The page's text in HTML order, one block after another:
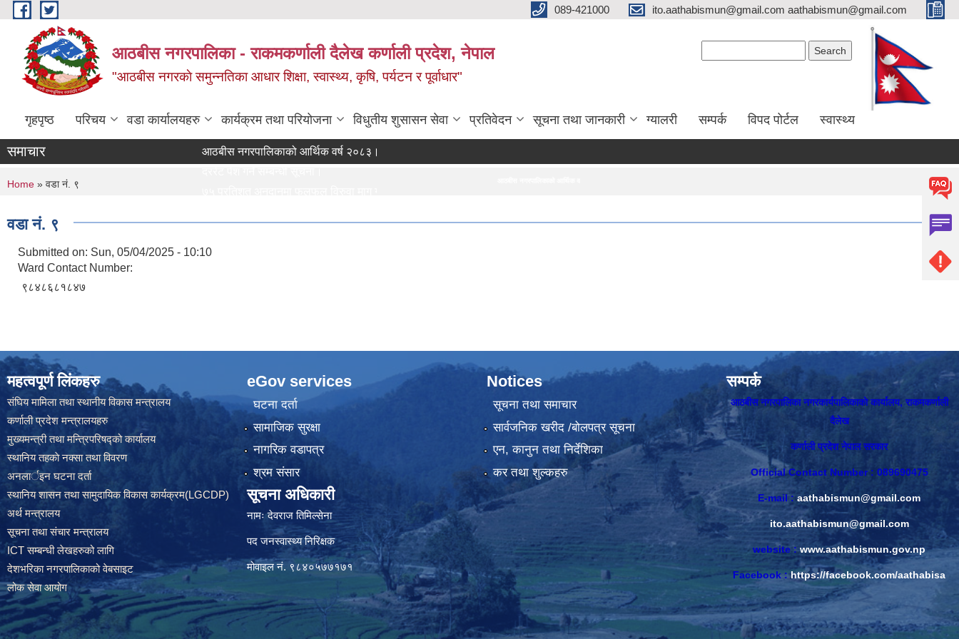
Skip to main content 089-421000 ito.aathabismun@gmail.com aathabismun@gmail.com
आठबीस नगरपालिका - राकमकर्णाली दैलेख कर्णाली प्रदेश, नेपाल
"आठबीस नगरकाे समुन्नतिका आधार शिक्षा, स्वास्थ्य, कृषि, पर्यटन र पूर्वाधार"
गृहपृष्ठ परिचय वडा कार्यालयहरु कार्यक्रम तथा परियोजना विधुतीय शुसासन सेवा प्रतिवेदन सूचना तथा जानकारी ग्यालरी सम्पर्क विपद पोर्टल स्वास्थ्य
समाचार
आठबीस नगरपालिकाको आर्थिक वर्ष २०८३।०८४ को नीति तथा कार्यक्रम
Re Invitation For Electronic Bids
७५ प्रतिशत अनुदानमा फलफुल विरुवा माग गर्ने सम्बन्धी सूचना।
You are here
Home » वडा नं. ९
वडा नं. ९
Submitted on: Sun, 05/04/2025 - 10:10
Ward Contact Number:
९८४८६८१८४७
महत्वपूर्ण लिंकहरु
संघिय मामिला तथा स्थानीय विकास मन्त्रालय
कर्णाली प्रदेश मन्त्रालयहरु
मुख्यमन्त्री तथा मन्त्रिपरिषद्को कार्यालय
स्थानिय तहकाे नक्सा तथा विवरण
अनलार्इन घटना दर्ता
स्थानिय शासन तथा सामुदायिक विकास कार्यक्रम(LGCDP)
अर्थ मन्त्रालय
सूचना तथा संचार मन्त्रालय
ICT सम्बन्धी लेखहरुको लागि
देशभरिका नगरपालिकाको वेबसाइट
लोक सेवा आयोग
eGov services
घटना दर्ता
सामाजिक सुरक्षा
नागरिक वडापत्र
श्रम संसार
सूचना अधिकारी
नामः देवराज तिमिल्सेना
पद जनस्वास्थ्य निरिक्षक
मोवाइल नं. ९८४०५७७१७१
Notices
सूचना तथा समाचार
सार्वजनिक खरीद /बोलपत्र सूचना
एन, कानुन तथा निर्देशिका
कर तथा शुल्कहरु
सम्पर्क
आठबीस नगरपालिका नगरकार्यपालिकाकाे कार्यालय, राकमकर्णाली
दैलेख
कर्णाली प्रदेश नेपाल सरकार
Official Contact Number : 089690475
E-mail :aathabismun@gmail.com
ito.aathabismun@gmail.com
website :www.aathabismun.gov.np
Facebook :https://facebook.com/aathabisa